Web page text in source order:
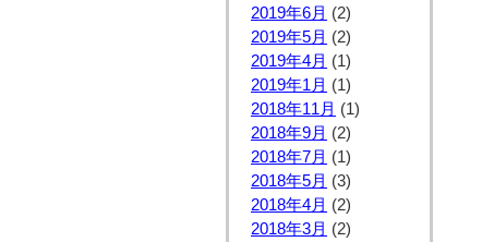
2019年6月 (2)
2019年5月 (2)
2019年4月 (1)
2019年1月 (1)
2018年11月 (1)
2018年9月 (2)
2018年7月 (1)
2018年5月 (3)
2018年4月 (2)
2018年3月 (2)